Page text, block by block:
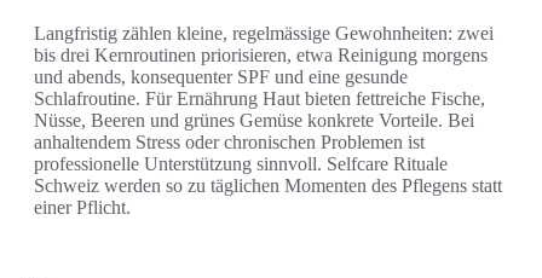
Langfristig zählen kleine, regelmässige Gewohnheiten: zwei
bis drei Kernroutinen priorisieren, etwa Reinigung morgens
und abends, konsequenter SPF und eine gesunde
Schlafroutine. Für Ernährung Haut bieten fettreiche Fische,
Nüsse, Beeren und grünes Gemüse konkrete Vorteile. Bei
anhaltendem Stress oder chronischen Problemen ist
professionelle Unterstützung sinnvoll. Selfcare Rituale
Schweiz werden so zu täglichen Momenten des Pflegens statt
einer Pflicht.